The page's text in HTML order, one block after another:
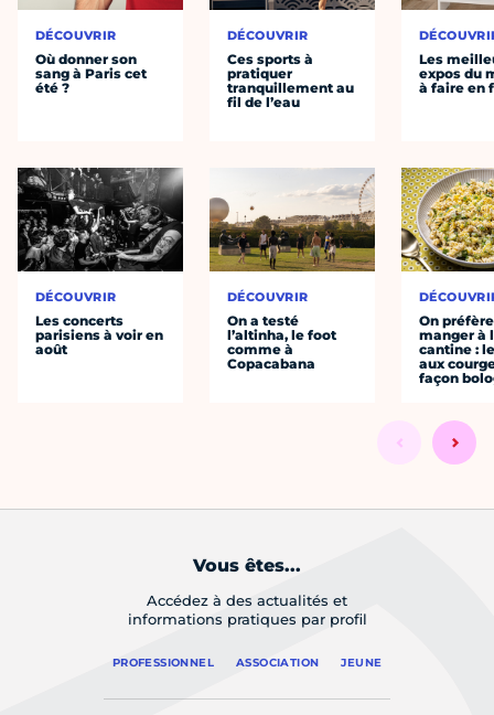
DÉCOUVRIR
Où donner son
sang à Paris cet
été ?
DÉCOUVRIR
Les concerts
parisiens à voir en
août
DÉCOUVRIR
Ces sports à
pratiquer
tranquillement au
fil de l’eau
DÉCOUVRIR
On a testé
l’altinha, le foot
comme à
Copacabana
Les
expos du
à faire en
On préfère
manger à
cantine :
aux
façon
Vous êtes...
Accédez à des actualités et
informations pratiques par profil
PROFESSIONNEL ASSOCIATION JEUNE